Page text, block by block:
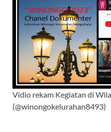
Vidio rekam Kegiatan di
(@winongokelurahan8493)